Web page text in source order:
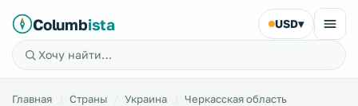
Columbista USD▾
Главная Страны Украина
Черкасская область